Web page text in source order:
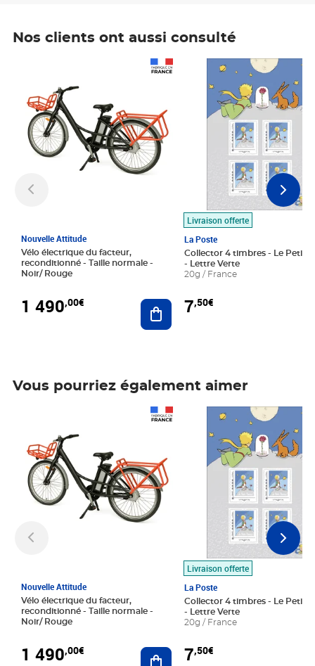
Nos clients ont aussi consulté
Nouvelle Attitude
Vélo électrique du facteur,
reconditionné - Taille normale -
Noir/ Rouge
1 490,00€ Ajouter au panier
Livraison offerte
La Poste
Collector 4 timbres - Le Petit
- Lettre Verte
20g / France
7,50€
Prix 7,50€
Vous pourriez également aimer
Nouvelle Attitude
Vélo électrique du facteur,
reconditionné - Taille normale -
Noir/ Rouge
1 490,00€ Ajouter au panier
Livraison offerte
La Poste
Collector 4 timbres - Le Petit
- Lettre Verte
20g / France
7,50€
Prix 7,50€